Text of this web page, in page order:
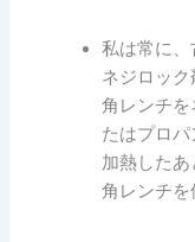
私は常に、
ネジロッ
角レンチを
たはプロパ
加熱した
角レンチを